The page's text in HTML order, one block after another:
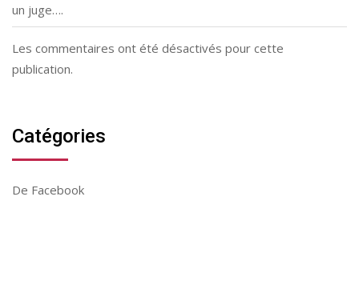
un juge….
Les commentaires ont été désactivés pour cette
publication.
Catégories
De Facebook